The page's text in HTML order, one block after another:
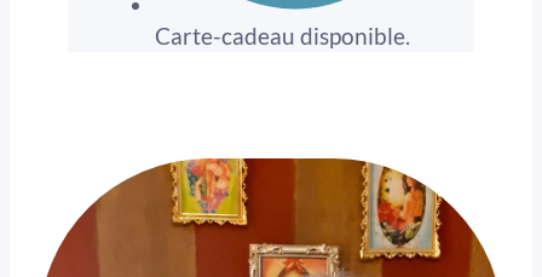
Carte-cadeau disponible.